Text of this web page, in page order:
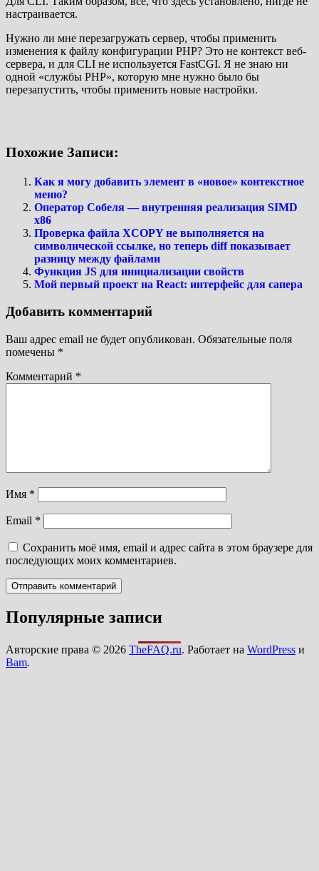
настраивается.
Нужно ли мне перезагружать сервер, чтобы применить
изменения к файлу конфигурации PHP? Это не контекст веб-
сервера, и для CLI не используется FastCGI. Я не знаю ни
одной «службы PHP», которую мне нужно было бы
перезапустить, чтобы применить новые настройки.
Похожие Записи:
Как я могу добавить элемент в «новое» контекстное
меню?
Оператор Собеля — внутренняя реализация SIMD
x86
Проверка файла XCOPY не выполняется на
символической ссылке, но теперь diff показывает
разницу между файлами
Функция JS для инициализации свойств
Мой первый проект на React: интерфейс для сапера
Добавить комментарий
Ваш адрес email не будет опубликован. Обязательные поля
помечены *
Комментарий *
Имя *
Email *
Сохранить моё имя, email и адрес сайта в этом браузере для
последующих моих комментариев.
Популярные записи
Авторские права © 2026 TheFAQ.ru. Работает на WordPress и
Bam.